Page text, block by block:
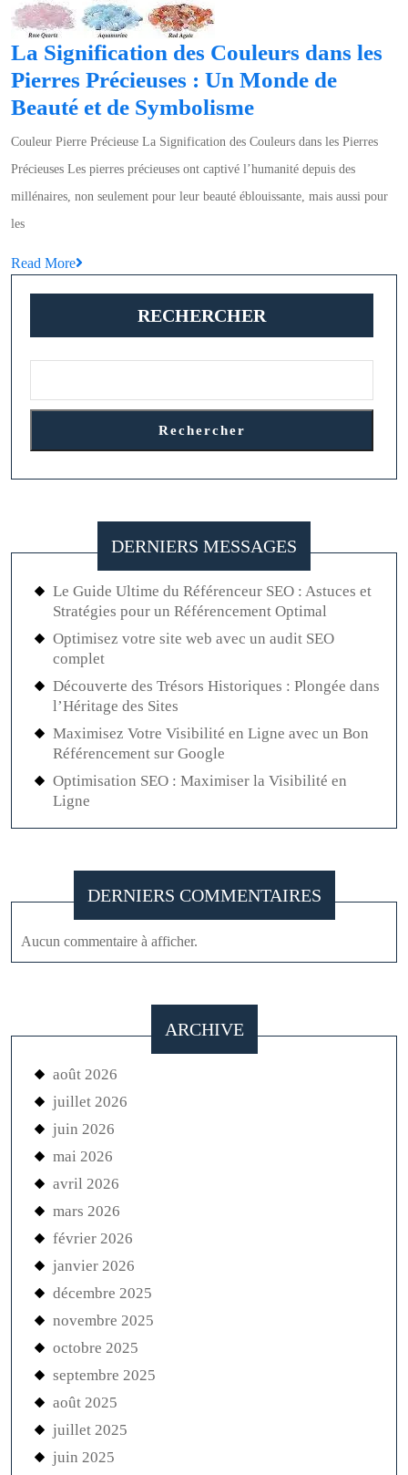
La Signification des Couleurs dans les
Pierres Précieuses : Un Monde de
Beauté et de SymbolismeLa
Signification
des
Couleurs
Pierres
Précieuses
:
de
Symbolisme
Couleur Pierre Précieuse La Signification des Couleurs dans les Pierres
Précieuses Les pierres précieuses ont captivé l’humanité depuis des
millénaires, non seulement pour leur beauté éblouissante, mais aussi pour
les
Read More
RECHERCHER
Rechercher
DERNIERS MESSAGES
Le Guide Ultime du Référenceur SEO : Astuces et
Stratégies pour un Référencement Optimal
Optimisez votre site web avec un audit SEO
complet
Découverte des Trésors Historiques : Plongée dans
l’Héritage des Sites
Maximisez Votre Visibilité en Ligne avec un Bon
Référencement sur Google
Optimisation SEO : Maximiser la Visibilité en
Ligne
DERNIERS COMMENTAIRES
Aucun commentaire à afficher.
ARCHIVE
août 2026
juillet 2026
juin 2026
mai 2026
avril 2026
mars 2026
février 2026
janvier 2026
décembre 2025
novembre 2025
octobre 2025
septembre 2025
août 2025
juillet 2025
juin 2025